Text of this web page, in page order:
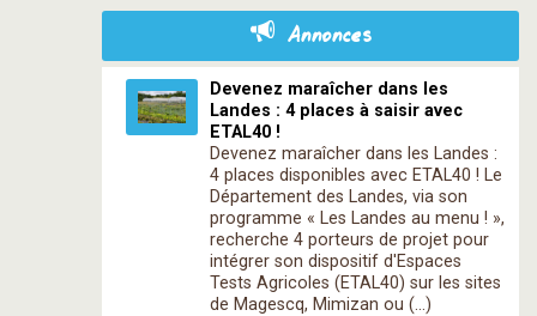
Annonces
Devenez maraîcher dans les
Landes : 4 places à saisir avec
ETAL40 !
Devenez maraîcher dans les Landes :
4 places disponibles avec ETAL40 ! Le
Département des Landes, via son
programme « Les Landes au menu ! »,
recherche 4 porteurs de projet pour
intégrer son dispositif d'Espaces
Tests Agricoles (ETAL40) sur les sites
de Magescq, Mimizan ou (…)